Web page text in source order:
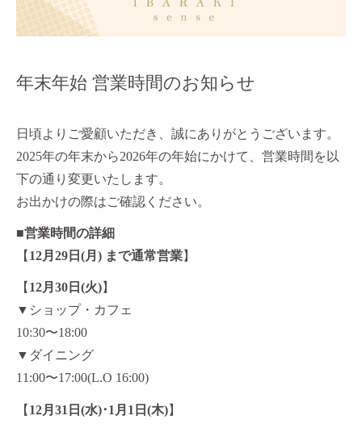
年末年始 営業時間のお知らせ
日頃よりご愛顧いただき、誠にありがとうございます。
2025年の年末から2026年の年始にかけて、営業時間を以
下の通り変更いたします。
お出かけの際はご確認ください。
■営業時間の詳細
【 12月29日(月) まで通常営業】
【 12月30日(火)】
▼ショップ・カフェ
10:30〜18:00
▼ダイニング
11:00〜17:00(L.O 16:00)
【 12月 31 日 (水)･1 月 1 日 (木)】